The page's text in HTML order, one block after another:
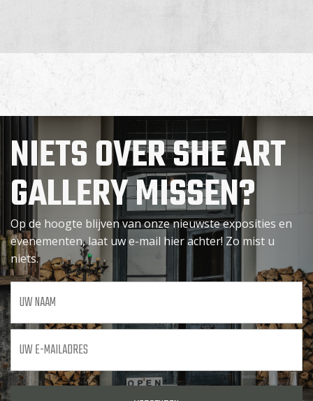
NIETS OVER SHE ART
GALLERY MISSEN?
Op de hoogte blijven van onze nieuwste exposities en
evenementen, laat uw e-mail hier achter! Zo mist u
niets.
naam
mailadres *